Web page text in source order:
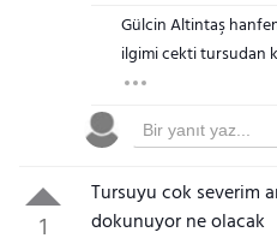
Gülcin Altintaş
ilgimi cekti tursudan
1
Tursuyu cok severim
dokunuyor ne olacak